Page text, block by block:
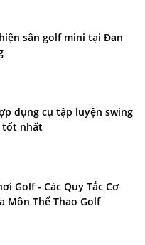
sân golf mini tại Đan
dụng cụ tập luyện swing
tốt nhất
Golf - Các Quy Tắc Cơ
Môn Thể Thao Golf